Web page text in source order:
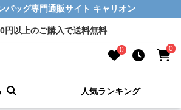
バッグ専門通販サイト キャリオン
円以上のご購入で送料無料
0 0
人気ランキング